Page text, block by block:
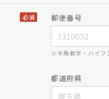
必須 郵便番号
※半角数字・ハイフ
都道府県